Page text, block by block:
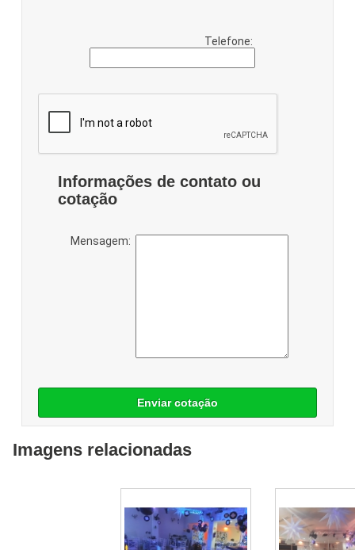
Telefone:
Informações de contato ou
cotação
Mensagem:
Enviar cotação
Imagens relacionadas